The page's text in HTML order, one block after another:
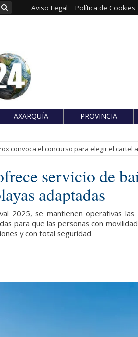
Aviso Legal Política de Cookies
AXARQUÍA PROVINCIA
convoca el concurso para elegir el cartel
servicio de
adaptadas
2025, se mantienen operativas las
para que las personas con
y con total seguridad